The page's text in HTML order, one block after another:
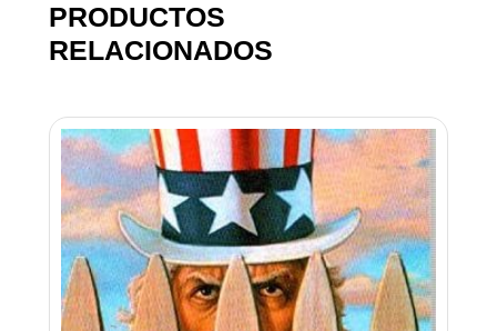
PRODUCTOS
RELACIONADOS